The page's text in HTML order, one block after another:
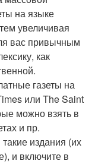
на языке
увеличивая
вас привычным
как
газеты на
или The Saint
можно взять в
и пр.
издания (их
и включите в